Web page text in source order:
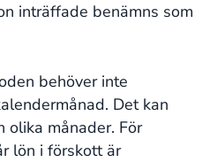
inträffade benämns som
behöver inte
Det kan
olika månader. För
lön i förskott är